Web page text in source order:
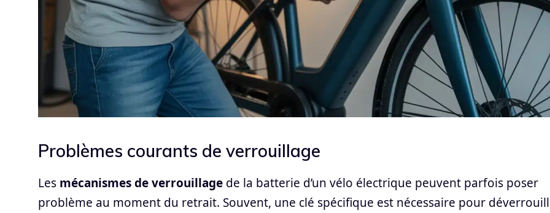
Problèmes courants de verrouillage
Les mécanismes de verrouillage de la batterie d’un vélo électrique peuvent parfois poser
problème au moment du retrait. Souvent, une clé spécifique est nécessaire pour